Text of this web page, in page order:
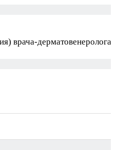
врача-дерматовенеролога